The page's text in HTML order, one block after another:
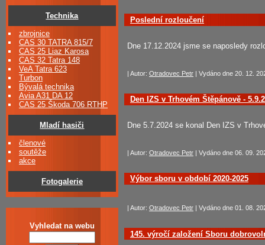
Technika
zbrojnice
CAS 30 TATRA 815/7
CAS 25 Liaz Karosa
CAS 32 Tatra 148
VeA Tatra 623
Turbon
Bývalá technika
Avia A31 DA 12
CAS 25 Škoda 706 RTHP
Mladí hasiči
členové
soutěže
akce
Fotogalerie
Vyhledat na webu
Poslední rozloučení
Dne 17.12.2024 jsme se naposledy
| Autor: Otradovec Petr | Vydáno dne 20. 12.
Den IZS v Trhovém Štěpánově -
Dne 5.7.2024 se konal Den IZS v
| Autor: Otradovec Petr | Vydáno dne 06. 09.
Výbor sboru v období 2020-2025
| Autor: Otradovec Petr | Vydáno dne 01. 08.
145. výročí založení Sboru